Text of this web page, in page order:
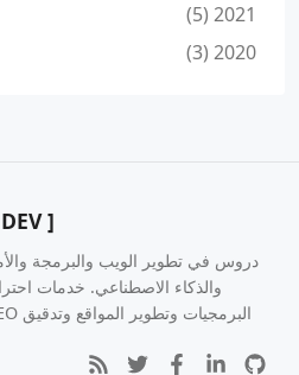
2021 (5)
2020 (3)
[ MECANIK DEV ]
دروس في تطوير الويب والبرمجة
والذكاء الاصطناعي. خدمات
البرمجيات وتطوير المواقع وتدقيق SEO وتحليل الأمان.